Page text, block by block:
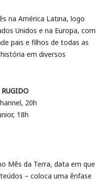
na América Latina, logo
Unidos e na Europa, com
pais e filhos de todas as
em diversos
20h
18h
Mês da Terra, data em que
– coloca uma ênfase